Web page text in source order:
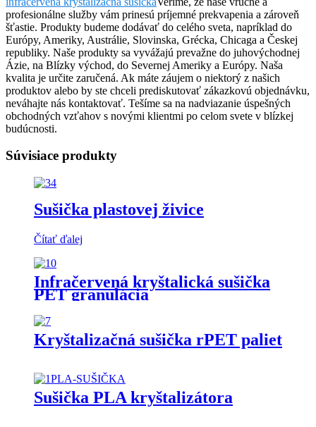
profesionálne služby vám prinesú príjemné prekvapenia a zároveň
šťastie. Produkty budeme dodávať do celého sveta, napríklad do
Európy, Ameriky, Austrálie, Slovinska, Grécka, Chicaga a Českej
republiky. Naše produkty sa vyvážajú prevažne do juhovýchodnej
Ázie, na Blízky východ, do Severnej Ameriky a Európy. Naša
kvalita je určite zaručená. Ak máte záujem o niektorý z našich
produktov alebo by ste chceli prediskutovať zákazkovú objednávku,
neváhajte nás kontaktovať. Tešíme sa na nadviazanie úspešných
obchodných vzťahov s novými klientmi po celom svete v blízkej
budúcnosti.
Súvisiace produkty
Sušička plastovej živice
Čítať ďalej
Infračervená kryštalická sušička
PET granulácia
Kryštalizačná sušička rPET paliet
Sušička PLA kryštalizátora